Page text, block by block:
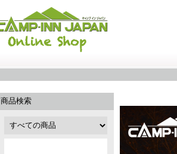
商品検索